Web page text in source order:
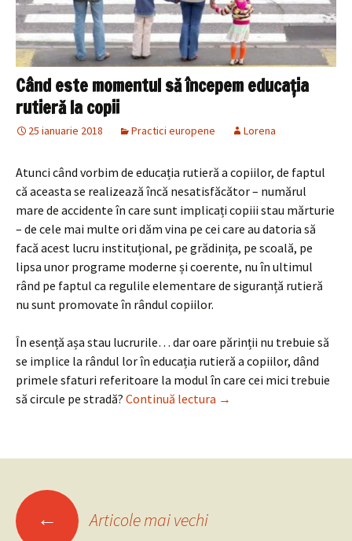
Când este momentul să începem educația
rutieră la copii
25 ianuarie 2018 Practici europene Lorena
Atunci când vorbim de educația rutieră a copiilor, de faptul
că aceasta se realizează încă nesatisfăcător – numărul
mare de accidente în care sunt implicați copiii stau mărturie
– de cele mai multe ori dăm vina pe cei care au datoria să
facă acest lucru instituțional, pe grădinița, pe scoală, pe
lipsa unor programe moderne și coerente, nu în ultimul
rând pe faptul ca regulile elementare de siguranță rutieră
nu sunt promovate în rândul copiilor.
În esență așa stau lucrurile… dar oare părinții nu trebuie să
se implice la rândul lor în educația rutieră a copiilor, dând
primele sfaturi referitoare la modul în care cei mici trebuie
să circule pe stradă? Continuă lectura Când este momentul să
→
Navigare
← Articole mai vechi